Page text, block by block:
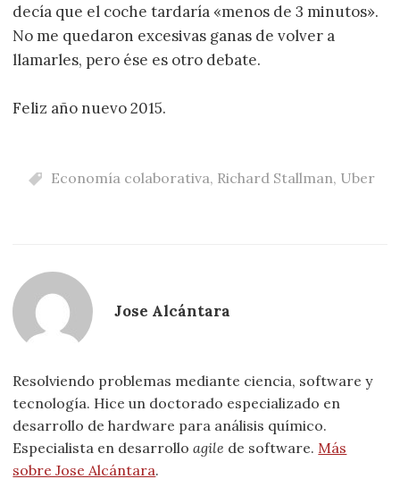
decía que el coche tardaría «menos de 3 minutos».
No me quedaron excesivas ganas de volver a
llamarles, pero ése es otro debate.
Feliz año nuevo 2015.
Economía colaborativa, Richard Stallman, Uber
Jose Alcántara
Resolviendo problemas mediante ciencia, software y
tecnología. Hice un doctorado especializado en
desarrollo de hardware para análisis químico.
Especialista en desarrolloagile de software. Más
sobre Jose Alcántara.